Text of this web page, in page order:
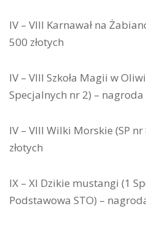
IV – VIII Karnawał na
500 złotych
IV – VIII Szkoła Magii w
Specjalnych nr 2) – nagroda
IV – VIII Wilki Morskie (SP
złotych
IX – XI Dzikie mustangi (1
Podstawowa STO) –